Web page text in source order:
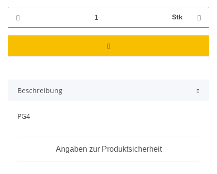
Stk
Beschreibung
PG4
Angaben zur Produktsicherheit